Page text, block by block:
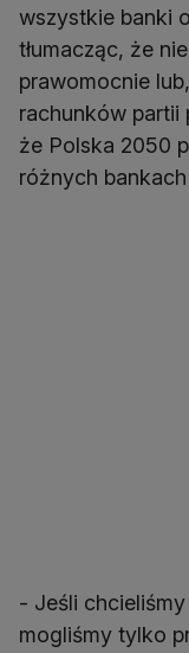
wszystkie banki
tłumacząc, że
prawomocnie
rachunków partii
że Polska 2050
różnych
- Jeśli chcieliśmy
mogliśmy tylko